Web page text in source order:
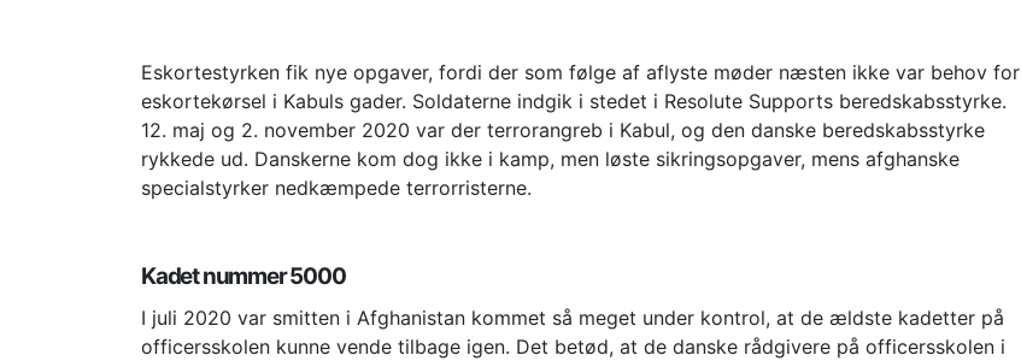
Eskortestyrken fik nye opgaver, fordi der som følge af aflyste møder næsten ikke var behov for
eskortekørsel i Kabuls gader. Soldaterne indgik i stedet i Resolute Supports beredskabsstyrke.
12. maj og 2. november 2020 var der terrorangreb i Kabul, og den danske beredskabsstyrke
rykkede ud. Danskerne kom dog ikke i kamp, men løste sikringsopgaver, mens afghanske
specialstyrker nedkæmpede terrorristerne.
Kadet nummer 5000
I juli 2020 var smitten i Afghanistan kommet så meget under kontrol, at de ældste kadetter på
officersskolen kunne vende tilbage igen. Det betød, at de danske rådgivere på officersskolen i